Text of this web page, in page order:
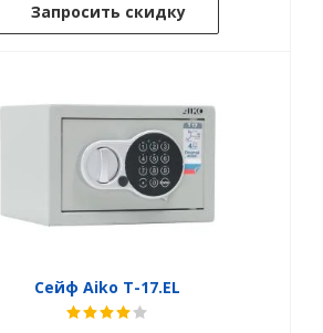
Запросить скидку
Сейф Aiko T-17.EL